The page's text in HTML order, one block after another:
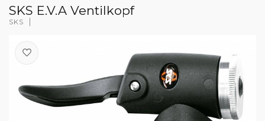
SKS E.V.A Ventilkopf
SKS